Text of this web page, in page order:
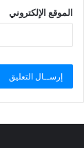
الموقع الإلكتروني